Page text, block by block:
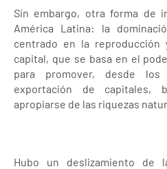
Sin embargo, otra forma de
América Latina: la
centrado en la reproducción
capital, que se basa en el
para promover, desde
exportación de capitales,
apropiarse de las riquezas
Hubo un deslizamiento de